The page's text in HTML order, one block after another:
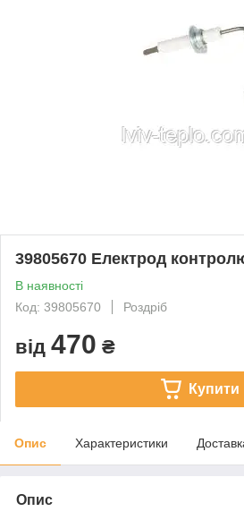
39805670 Електрод
В наявності
Код: 39805670
Роздріб
від 470 ₴
Купити
Опис Характеристики
Опис